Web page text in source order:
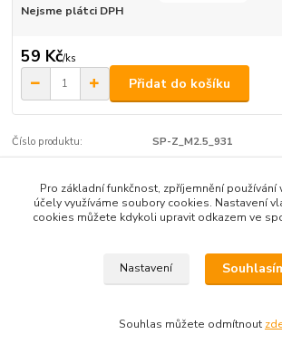
Nejsme plátci DPH
59 Kč/ks
Přidat do košíku
Číslo produktu: SP-Z_M2.5_931
Zboží zařazeno v kategoriích
Vytvořeno na Eshop-
Pro základní funkčnost, zpříjemnění používání
účely využíváme soubory cookies. Nastavení
cookies můžete kdykoli upravit odkazem ve
Nastavení
Souhlas můžete odmítnout